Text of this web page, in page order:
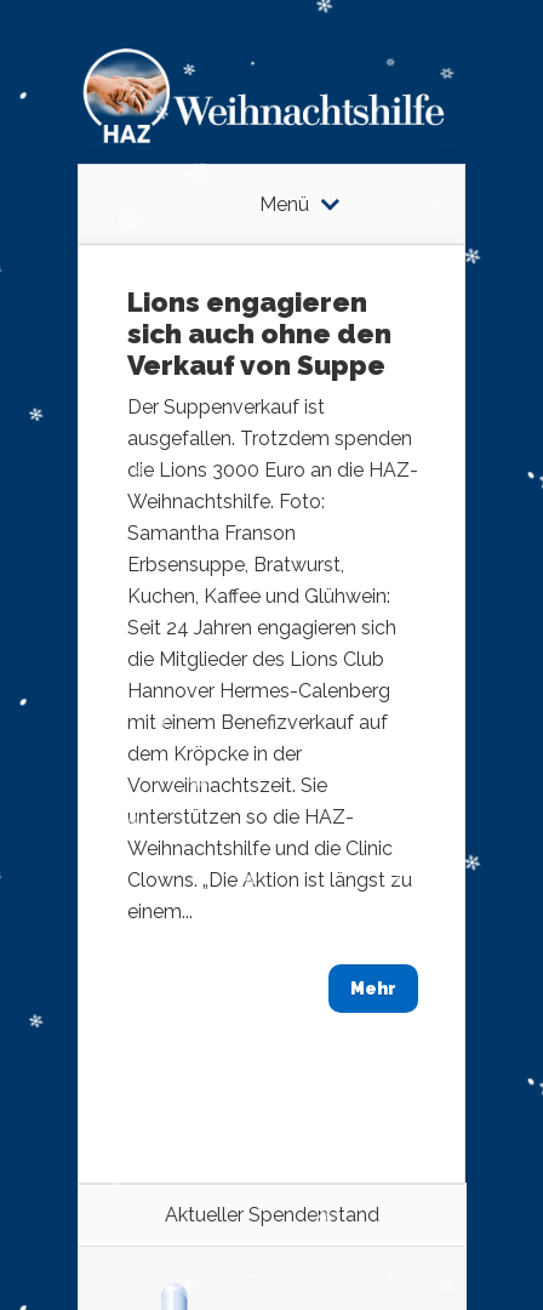
Menü
Lions engagieren
sich auch ohne den
Verkauf von Suppe
Der Suppenverkauf ist
ausgefallen. Trotzdem spenden
die Lions 3000 Euro an die HAZ-
Weihnachtshilfe. Foto:
Samantha Franson
Erbsensuppe, Bratwurst,
Kuchen, Kaffee und Glühwein:
Seit 24 Jahren engagieren sich
die Mitglieder des Lions Club
Hannover Hermes-Calenberg
mit einem Benefizverkauf auf
dem Kröpcke in der
Vorweihnachtszeit. Sie
unterstützen so die HAZ-
Weihnachtshilfe und die Clinic
Clowns. „Die Aktion ist längst zu
einem...
Mehr
Aktueller Spendenstand